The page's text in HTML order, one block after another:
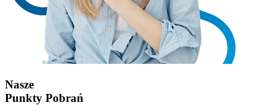
Nasze
Punkty Pobrań